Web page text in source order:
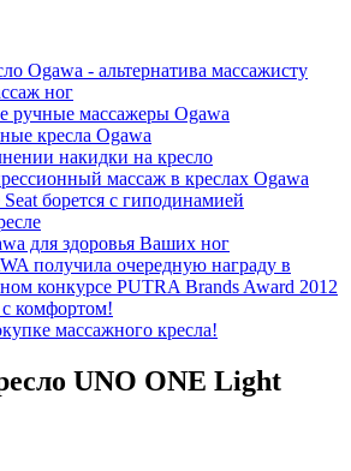
Ogawa - альтернатива массажисту
ног
ручные массажеры Ogawa
кресла Ogawa
накидки на кресло
массаж в креслах Ogawa
борется с гиподинамией
для здоровья Ваших ног
получила очередную награду в
конкурсе PUTRA Brands Award 2012
комфортом!
массажного кресла!
UNO ONE Light